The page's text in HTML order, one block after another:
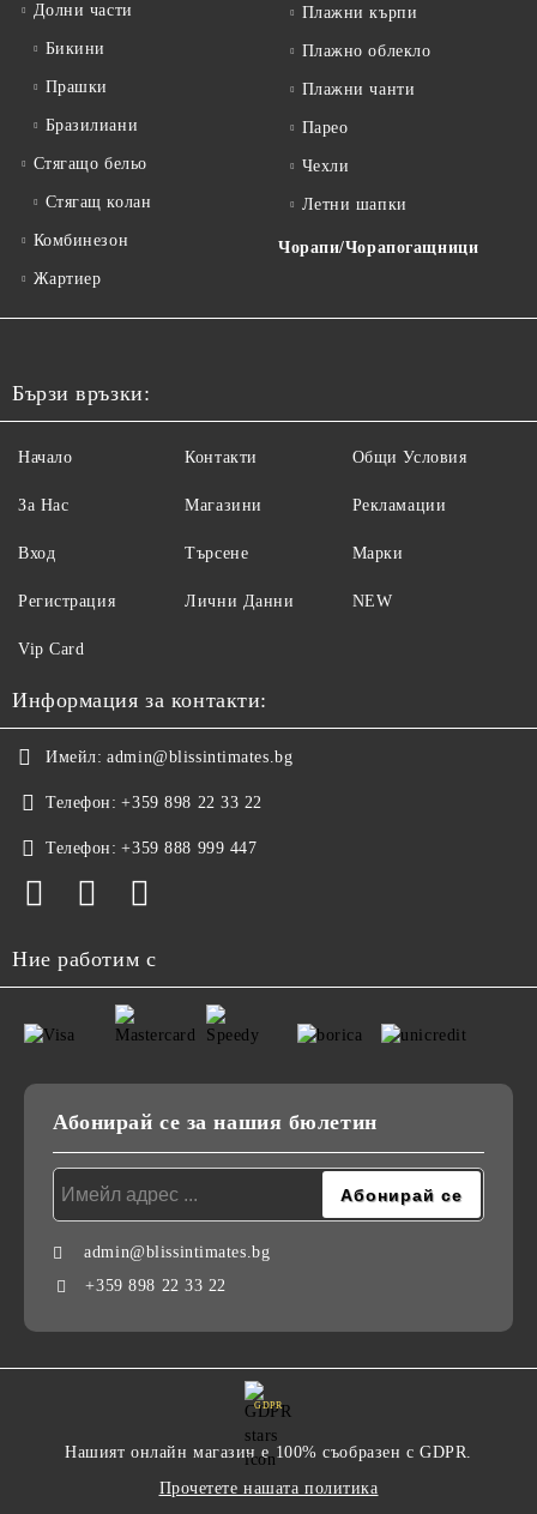
Долни части
Бикини
Прашки
Бразилиани
Стягащо бельо
Стягащ колан
Комбинезон
Жартиер
Плажни кърпи
Плажно облекло
Плажни чанти
Парео
Чехли
Летни шапки
Чорапи/Чорапогащници
Бързи връзки:
Начало
За Нас
Вход
Регистрация
Контакти
Магазини
Търсене
Лични Данни
Общи Условия
Рекламации
Марки
NEW
Vip Card
Информация за контакти:
Имейл: admin@blissintimates.bg
Телефон: +359 898 22 33 22
Телефон: +359 888 999 447
Ние работим с
Абонирай се за нашия бюлетин
admin@blissintimates.bg
+359 898 22 33 22
GDPR
Нашият онлайн магазин е 100% съобразен с GDPR.
Прочетете нашата политика